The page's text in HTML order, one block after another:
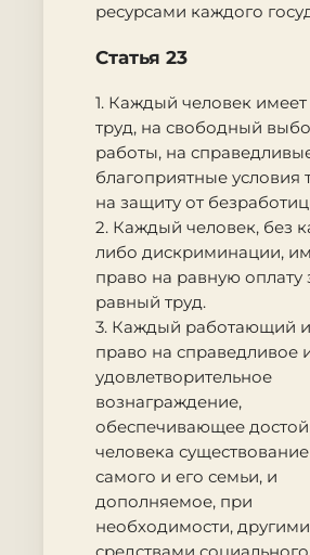
ресурсами каждого
Статья 23
1. Каждый человек
труд, на свободный
работы, на
благоприятные условия
на защиту от
2. Каждый человек, без
либо дискриминации,
право на равную оплату
равный труд.
3. Каждый работающий
право на справедливое
удовлетворительное
вознаграждение,
обеспечивающее
человека
самого и его семьи, и
дополняемое, при
необходимости, другими